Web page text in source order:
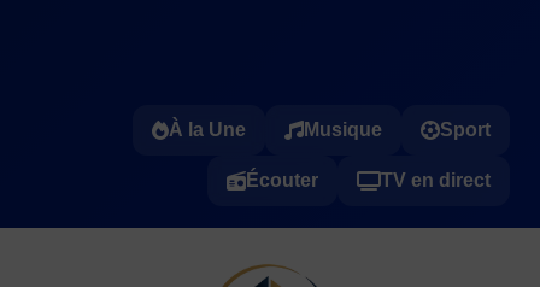
À la Une Musique Sport
Écouter TV en direct